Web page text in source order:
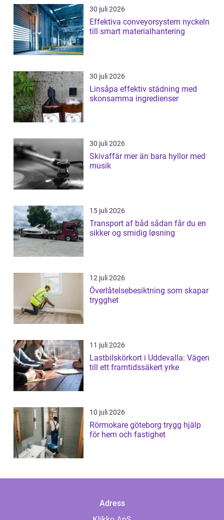
30 juli 2026
Effektiva conveyorsystem nyckeln
till smart materialhantering
30 juli 2026
Linsåpa effektiv städning med
skonsamma ingredienser
30 juli 2026
Skivaffär mer än bara hyllor med
musik
15 juli 2026
Transport af båd sådan får du en
sikker og smidig løsning
12 juli 2026
Överlåtelsebesiktning som skapar
trygghet
11 juli 2026
Lastbilskörkort i Uddevalla: Vägen
till ett framtidssäkert yrke
10 juli 2026
Rörmokare göteborg trygg hjälp
för hem och fastighet
Adress